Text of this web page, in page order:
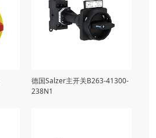
德国Salzer主开关B263-41300-
238N1